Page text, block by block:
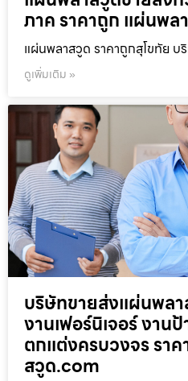
ภาค ราคาถูก แผ่นพล
แผ่นพลาสวูด ราคาถูกสุโขทัย บ
ดูเพิ่มเติม »
บริษัทขายส่งแผ่นพลา
งานเฟอร์นิเจอร์ งาน
ตกแต่งครบวงจร รา
สวูด.com